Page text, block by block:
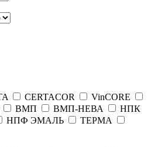
CERTACOR
VinCORE
ВМП ВМП-НЕВА
НПК
НПФ ЭМАЛЬ
ТЕРМА